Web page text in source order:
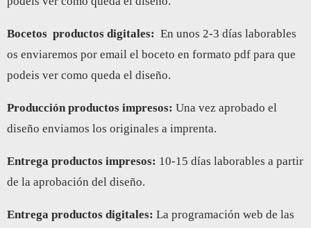
Bocetos productos digitales: En unos 2-3 días laborables
os enviaremos por email el boceto en formato pdf para que
podeis ver como queda el diseño.
Producción productos impresos: Una vez aprobado el
diseño enviamos los originales a imprenta.
Entrega productos impresos: 10-15 días laborables a partir
de la aprobación del diseño.
Entrega productos digitales: La programación web de las